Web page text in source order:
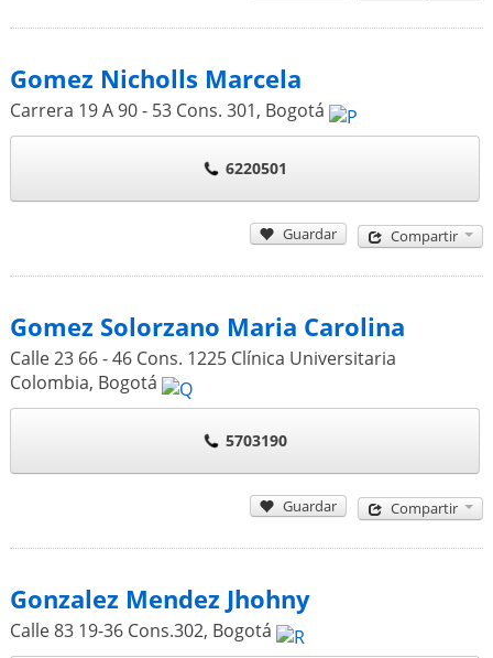
Gomez Nicholls Marcela
Carrera 19 A 90 - 53 Cons. 301, Bogotá
6220501
Guardar Compartir
Gomez Solorzano Maria Carolina
Calle 23 66 - 46 Cons. 1225 Clínica Universitaria
Colombia, Bogotá
5703190
Guardar Compartir
Gonzalez Mendez Jhohny
Calle 83 19-36 Cons.302, Bogotá